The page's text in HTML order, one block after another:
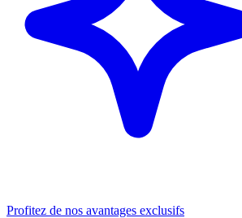
Profitez de nos avantages exclusifs